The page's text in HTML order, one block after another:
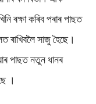
ৰক্ষা কৰিব পৰাৰ পাছত
ৰাখিবলৈ সাজু হৈছে।
পাছত নতুন ধানৰ
।